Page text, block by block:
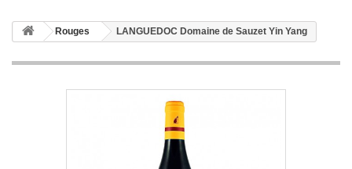
Rouges LANGUEDOC Domaine de Sauzet Yin Yang